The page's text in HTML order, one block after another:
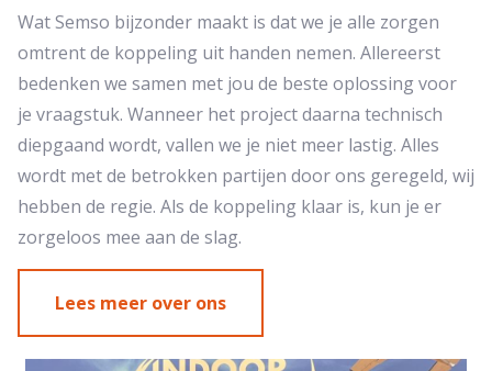
Wat Semso bijzonder maakt is dat we je alle zorgen
omtrent de koppeling uit handen nemen. Allereerst
bedenken we samen met jou de beste oplossing voor
je vraagstuk. Wanneer het project daarna technisch
diepgaand wordt, vallen we je niet meer lastig. Alles
wordt met de betrokken partijen door ons geregeld, wij
hebben de regie. Als de koppeling klaar is, kun je er
zorgeloos mee aan de slag.
Lees meer over ons